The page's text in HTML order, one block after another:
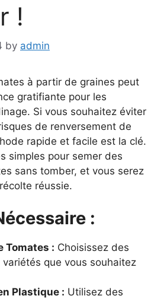
!
by admin
à partir de graines peut
gratifiante pour les
Si vous souhaitez éviter
de renversement de
rapide et facile est la clé.
simples pour semer des
sans tomber, et vous serez
réussie.
:
Tomates : Choisissez des
variétés que vous souhaitez
Plastique : Utilisez des